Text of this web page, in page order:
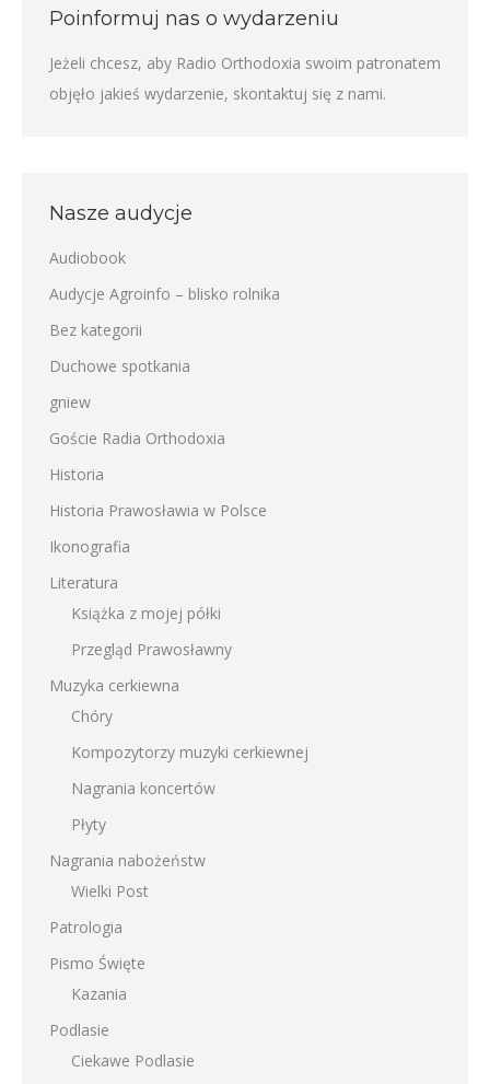
Poinformuj nas o wydarzeniu
Jeżeli chcesz, aby Radio Orthodoxia swoim patronatem
objęło jakieś wydarzenie, skontaktuj się z nami.
Nasze audycje
Audiobook
Audycje Agroinfo – blisko rolnika
Bez kategorii
Duchowe spotkania
gniew
Goście Radia Orthodoxia
Historia
Historia Prawosławia w Polsce
Ikonografia
Literatura
Książka z mojej półki
Przegląd Prawosławny
Muzyka cerkiewna
Chóry
Kompozytorzy muzyki cerkiewnej
Nagrania koncertów
Płyty
Nagrania nabożeństw
Wielki Post
Patrologia
Pismo Święte
Kazania
Podlasie
Ciekawe Podlasie